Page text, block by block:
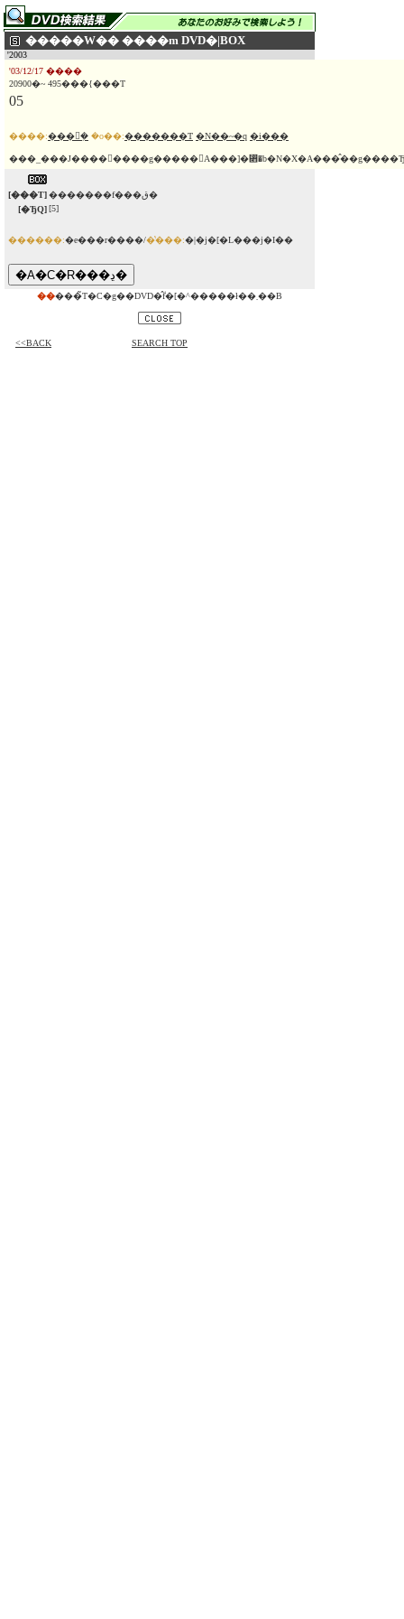
�����W�� ����m DVD�|BOX
'2003
'03/12/17 ����
20900�~ 495���{���T
05
����:���򂫂݂� �o��:�������T �N��~�q �i���
[���T]
�������f���ق�
[�ЂQ][5]
������:�e���r����/�̔���:�|�j�[�L���j�I��
�� ���̃T�C�g��DVD�̂݃f�[�^�����ł��܂��B
<<BACK SEARCH TOP